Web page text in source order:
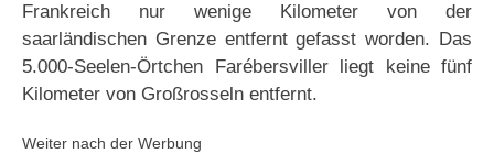
Frankreich nur wenige Kilometer von der
saarländischen Grenze entfernt gefasst worden. Das
5.000-Seelen-Örtchen Farébersviller liegt keine fünf
Kilometer von Großrosseln entfernt.
Weiter nach der Werbung